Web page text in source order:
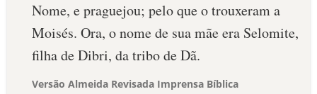
Nome, e praguejou; pelo que o trouxeram a
Moisés. Ora, o nome de sua mãe era Selomite,
filha de Dibri, da tribo de Dã.
Versão Almeida Revisada Imprensa Bíblica